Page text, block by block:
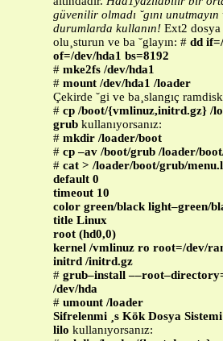
güvenilir olmadı ˘gını
durumlarda kullanın! Ext2
olu¸sturun ve ba ˘glayın: # dd
of=/dev/hda1 bs=8192
# mke2fs /dev/hda1
# mount /dev/hda1 /loader
Çekirde ˘gi ve ba¸slangıç
# cp /boot/{vmlinuz,initrd.gz} /
grub kullanıyorsanız:
# mkdir /loader/boot
# cp –av /boot/grub /loader/
# cat > /loader/boot/grub/
default 0
timeout 10
color green/black light–green/
title Linux
root (hd0,0)
kernel /vmlinuz ro root=/dev/
initrd /initrd.gz
# grub–install
/dev/hda
# umount /loader
Sifrelenmi ¸s Kök Dosya
lilo kullanıyorsanız: